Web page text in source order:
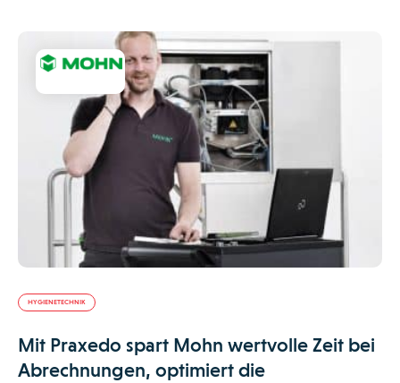
HYGIENETECHNIK
Mit Praxedo spart Mohn wertvolle Zeit bei
Abrechnungen, optimiert die